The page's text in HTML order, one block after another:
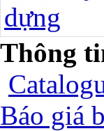
Thông
Báo giá